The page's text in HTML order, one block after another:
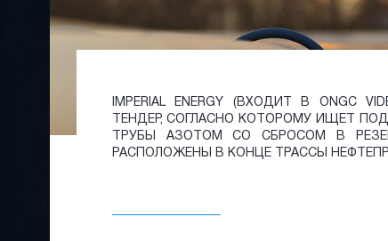
IMPERIAL ENERGY (ВХОДИТ В ONGC
ТЕНДЕР, СОГЛАСНО КОТОРОМУ ИЩЕТ
ТРУБЫ АЗОТОМ СО СБРОСОМ В
РАСПОЛОЖЕНЫ В КОНЦЕ ТРАССЫ